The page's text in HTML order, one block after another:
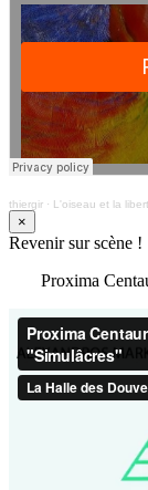
thiergir · L'oiseau et la
×
Revenir sur scène !
Proxima